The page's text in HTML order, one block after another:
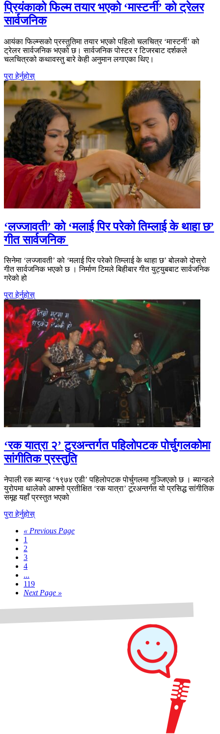
प्रियंकाको फिल्म तयार भएको ‘मास्टर्नी’ को ट्रेलर
सार्वजनिक
आयंका फिल्म्सको प्रस्तुतिमा तयार भएको पहिलो चलचित्र ‘मास्टर्नी’ को
ट्रेलर सार्वजनिक भएको छ। सार्वजनिक पोस्टर र टिजरबाट दर्शकले
चलचित्रको कथावस्तु बारे केही अनुमान लगाएका थिए।
पुरा हेर्नुहोस्
‘लज्जावती’ को ‘मलाई पिर परेको तिम्लाई के थाहा छ’
गीत सार्वजनिक
सिनेमा ‘लज्जावती’ को ‘मलाई पिर परेको तिम्लाई के थाहा छ’ बोलको दोस्रो
गीत सार्वजनिक भएको छ । निर्माण टिमले बिहीबार गीत युट्युबबाट सार्वजनिक
गरेको हो
पुरा हेर्नुहोस्
‘रक यात्रा २’ टुरअन्तर्गत पहिलोपटक पोर्चुगलकोमा
सांगीतिक प्रस्तुति
नेपाली रक ब्यान्ड ‘१९७४ एडी’ पहिलोपटक पोर्चुगलमा गुञ्जिएको छ । ब्यान्डले
युरोपमा थालेको आफ्नो प्रतीक्षित ‘रक यात्रा’ टूरअन्तर्गत यो प्रसिद्ध सांगीतिक
समूह यहाँ प्रस्तुत भएको
पुरा हेर्नुहोस्
« Previous Page
1
2
3
4
...
119
Next Page »